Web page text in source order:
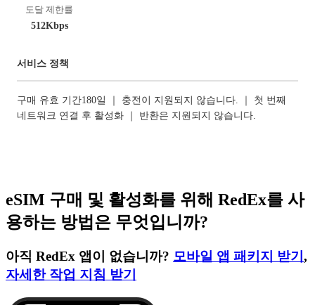
도달 제한률
512Kbps
서비스 정책
구매 유효 기간180일 ｜ 충전이 지원되지 않습니다. ｜ 첫 번째
네트워크 연결 후 활성화 ｜ 반환은 지원되지 않습니다.
eSIM 구매 및 활성화를 위해 RedEx를 사
용하는 방법은 무엇입니까?
아직 RedEx 앱이 없습니까? 모바일 앱 패키지 받기 ,
자세한 작업 지침 받기